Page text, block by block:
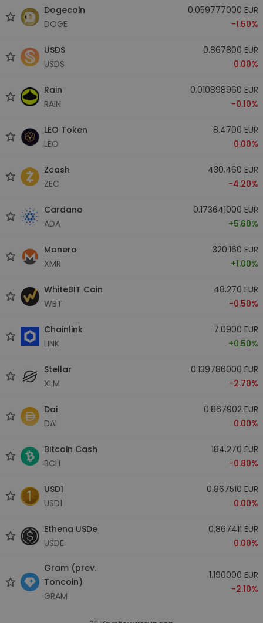
Dogecoin
DOGE
0.059777000 EUR
-1.50%
USDS
USDS
0.867800 EUR
0.00%
Rain
RAIN
0.010898960 EUR
-0.10%
LEO Token
LEO
8.4700 EUR
0.00%
Zcash
ZEC
430.460 EUR
-4.20%
Cardano
ADA
0.173641000 EUR
+5.60%
Monero
XMR
320.160 EUR
+1.00%
WhiteBIT Coin
WBT
48.270 EUR
-0.50%
Chainlink
LINK
7.0900 EUR
+0.50%
Stellar
XLM
0.139786000 EUR
-2.70%
Dai
DAI
0.867902 EUR
0.00%
Bitcoin Cash
BCH
184.270 EUR
-0.80%
USD1
USD1
0.867510 EUR
0.00%
Ethena USDe
USDE
0.867411 EUR
0.00%
Gram (prev.
Toncoin)
GRAM
1.190000 EUR
-2.10%